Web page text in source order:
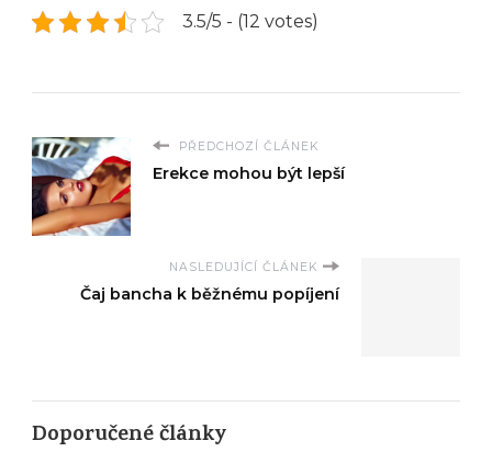
3.5/5 - (12 votes)
PŘEDCHOZÍ ČLÁNEK
Erekce mohou být lepší
NASLEDUJÍCÍ ČLÁNEK
Čaj bancha k běžnému popíjení
Doporučené články